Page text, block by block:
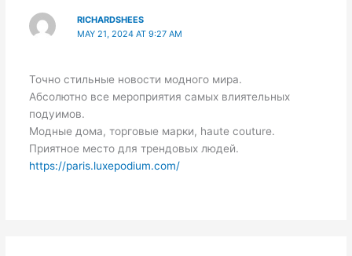
RICHARDSHEES
MAY 21, 2024 AT 9:27 AM
Точно стильные новости модного мира.
Абсолютно все мероприятия самых влиятельных
подуимов.
Модные дома, торговые марки, haute couture.
Приятное место для трендовых людей.
https://paris.luxepodium.com/